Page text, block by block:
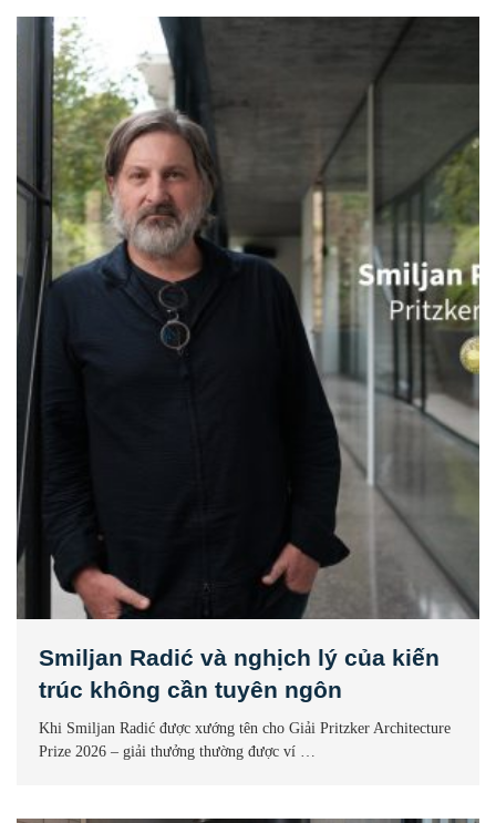
Smiljan Radić và nghịch lý của kiến
trúc không cần tuyên ngôn
Khi Smiljan Radić được xướng tên cho Giải Pritzker Architecture
Prize 2026 – giải thưởng thường được ví …